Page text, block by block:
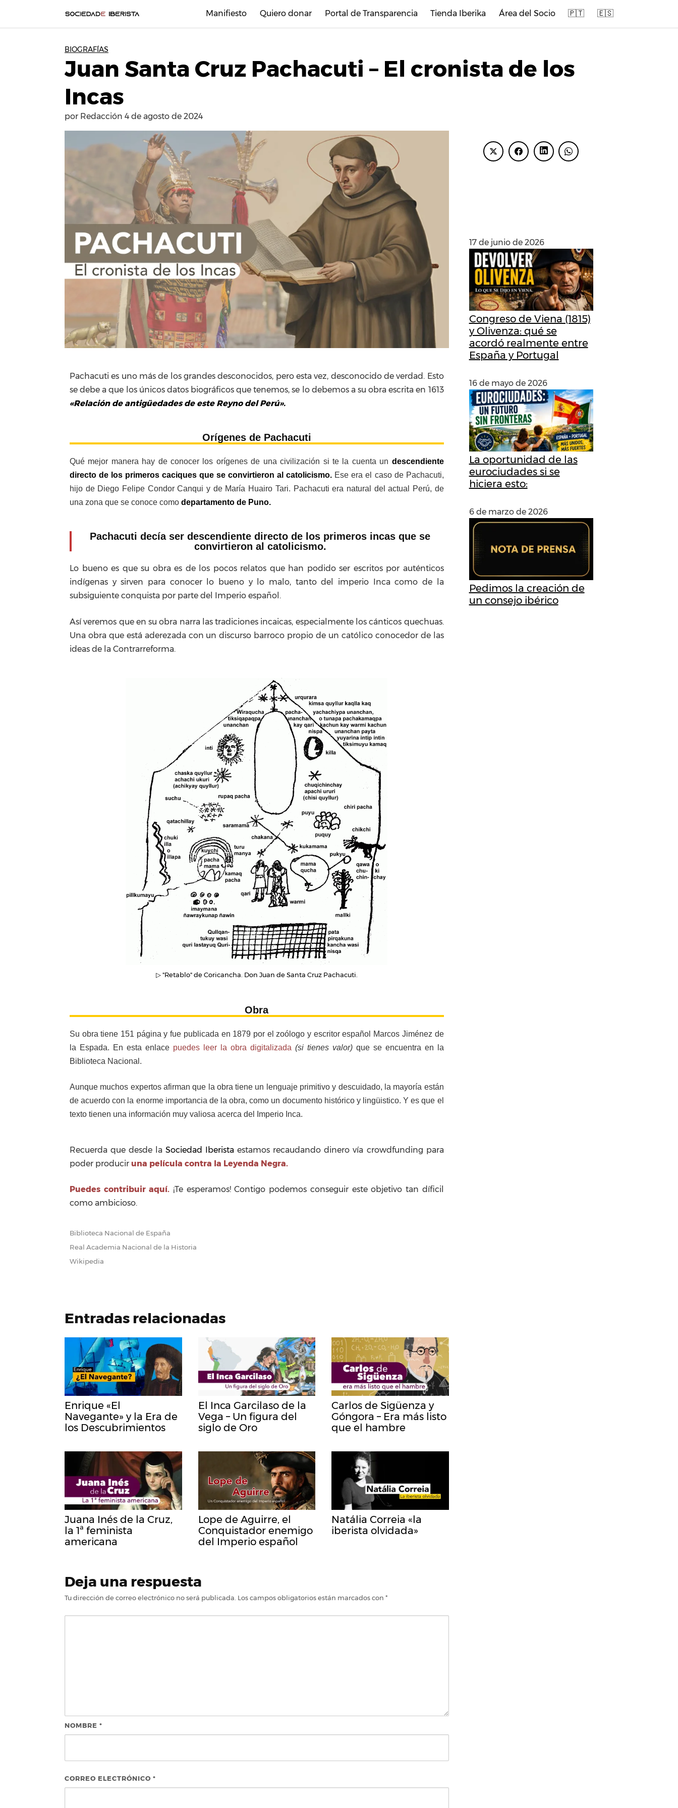
Manifiesto Quiero donar Portal de Transparencia Tienda Iberika Área del Socio 🇵🇹 🇪🇸
BIOGRAFÍAS
Juan Santa Cruz Pachacuti – El cronista de los
Incas
por Redacción 4 de agosto de 2024
Pachacuti es uno más de los grandes desconocidos, pero esta vez, desconocido de verdad. Esto
se debe a que los únicos datos biográficos que tenemos, se lo debemos a su obra escrita en 1613
«Relación de antigüedades de este Reyno del Perú».
Orígenes de Pachacuti
Qué mejor manera hay de conocer los orígenes de una civilización si te la cuenta un descendiente
directo de los primeros caciques que se convirtieron al catolicismo. Ese era el caso de Pachacuti,
hijo de Diego Felipe Condor Canqui y de María Huairo Tari. Pachacuti era natural del actual Perú, de
una zona que se conoce como departamento de Puno.
Pachacuti decía ser descendiente directo de los primeros incas que se
convirtieron al catolicismo.
Lo bueno es que su obra es de los pocos relatos que han podido ser escritos por auténticos
indígenas y sirven para conocer lo bueno y lo malo, tanto del imperio Inca como de la
subsiguiente conquista por parte del Imperio español.
Así veremos que en su obra narra las tradiciones incaicas, especialmente los cánticos quechuas.
Una obra que está aderezada con un discurso barroco propio de un católico conocedor de las
ideas de la Contrarreforma.
▷ "Retablo" de Coricancha. Don Juan de Santa Cruz Pachacuti.
Obra
Su obra tiene 151 página y fue publicada en 1879 por el zoólogo y escritor español Marcos Jiménez de
la Espada. En esta enlace puedes leer la obra digitalizada (si tienes valor)que se encuentra en la
Biblioteca Nacional.
Aunque muchos expertos afirman que la obra tiene un lenguaje primitivo y descuidado, la mayoría están
de acuerdo con la enorme importancia de la obra, como un documento histórico y lingüistico. Y es que el
texto tienen una información muy valiosa acerca del Imperio Inca.
Recuerda que desde laSociedad Iberista estamos recaudando dinero vía crowdfunding para
poder producir una película contra la Leyenda Negra.
Puedes contribuir aquí. ¡Te esperamos! Contigo podemos conseguir este objetivo tan díficil
como ambicioso.
Biblioteca Nacional de España
Real Academia Nacional de la Historia
Wikipedia
Entradas relacionadas
Enrique «El
Navegante» y la Era de
los Descubrimientos
El Inca Garcilaso de la
Vega – Un figura del
siglo de Oro
Carlos de Sigüenza y
Góngora – Era más listo
que el hambre
Juana Inés de la Cruz,
la 1ª feminista
americana
Lope de Aguirre, el
Conquistador enemigo
del Imperio español
Natália Correia «la
iberista olvidada»
Deja una respuesta
Tu dirección de correo electrónico no será publicada. Los campos obligatorios están marcados con *
NOMBRE *
CORREO ELECTRÓNICO *
17 de junio de 2026
Congreso de Viena (1815)
y Olivenza: qué se
acordó realmente entre
España y Portugal
16 de mayo de 2026
La oportunidad de las
eurociudades si se
hiciera esto:
6 de marzo de 2026
Pedimos la creación de
un consejo ibérico